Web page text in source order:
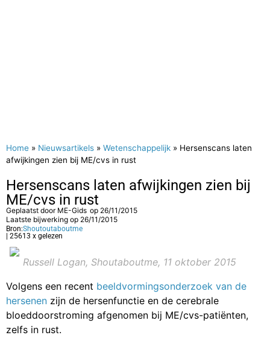
Home » Nieuwsartikels » Wetenschappelijk » Hersenscans laten
afwijkingen zien bij ME/cvs in rust
Hersenscans laten afwijkingen zien bij
ME/cvs in rust
Geplaatst door ME-Gids op 26/11/2015
Laatste bijwerking op 26/11/2015
Bron:Shoutoutaboutme
| 25613 x gelezen
Russell Logan, Shoutaboutme, 11 oktober 2015
Volgens een recent beeldvormingsonderzoek van de
hersenen zijn de hersenfunctie en de cerebrale
bloeddoorstroming afgenomen bij ME/cvs-patiënten,
zelfs in rust.